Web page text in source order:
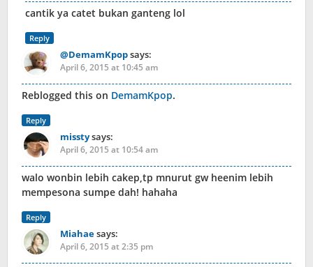
cantik ya catet bukan ganteng lol
Reply
@DemamKpopsays:
April 6, 2015 at 10:45 am
Reblogged this on DemamKpop.
Reply
misstysays:
April 6, 2015 at 10:54 am
walo wonbin lebih cakep,tp mnurut gw heenim lebih
mempesona sumpe dah! hahaha
Reply
Miahaesays:
April 6, 2015 at 2:35 pm